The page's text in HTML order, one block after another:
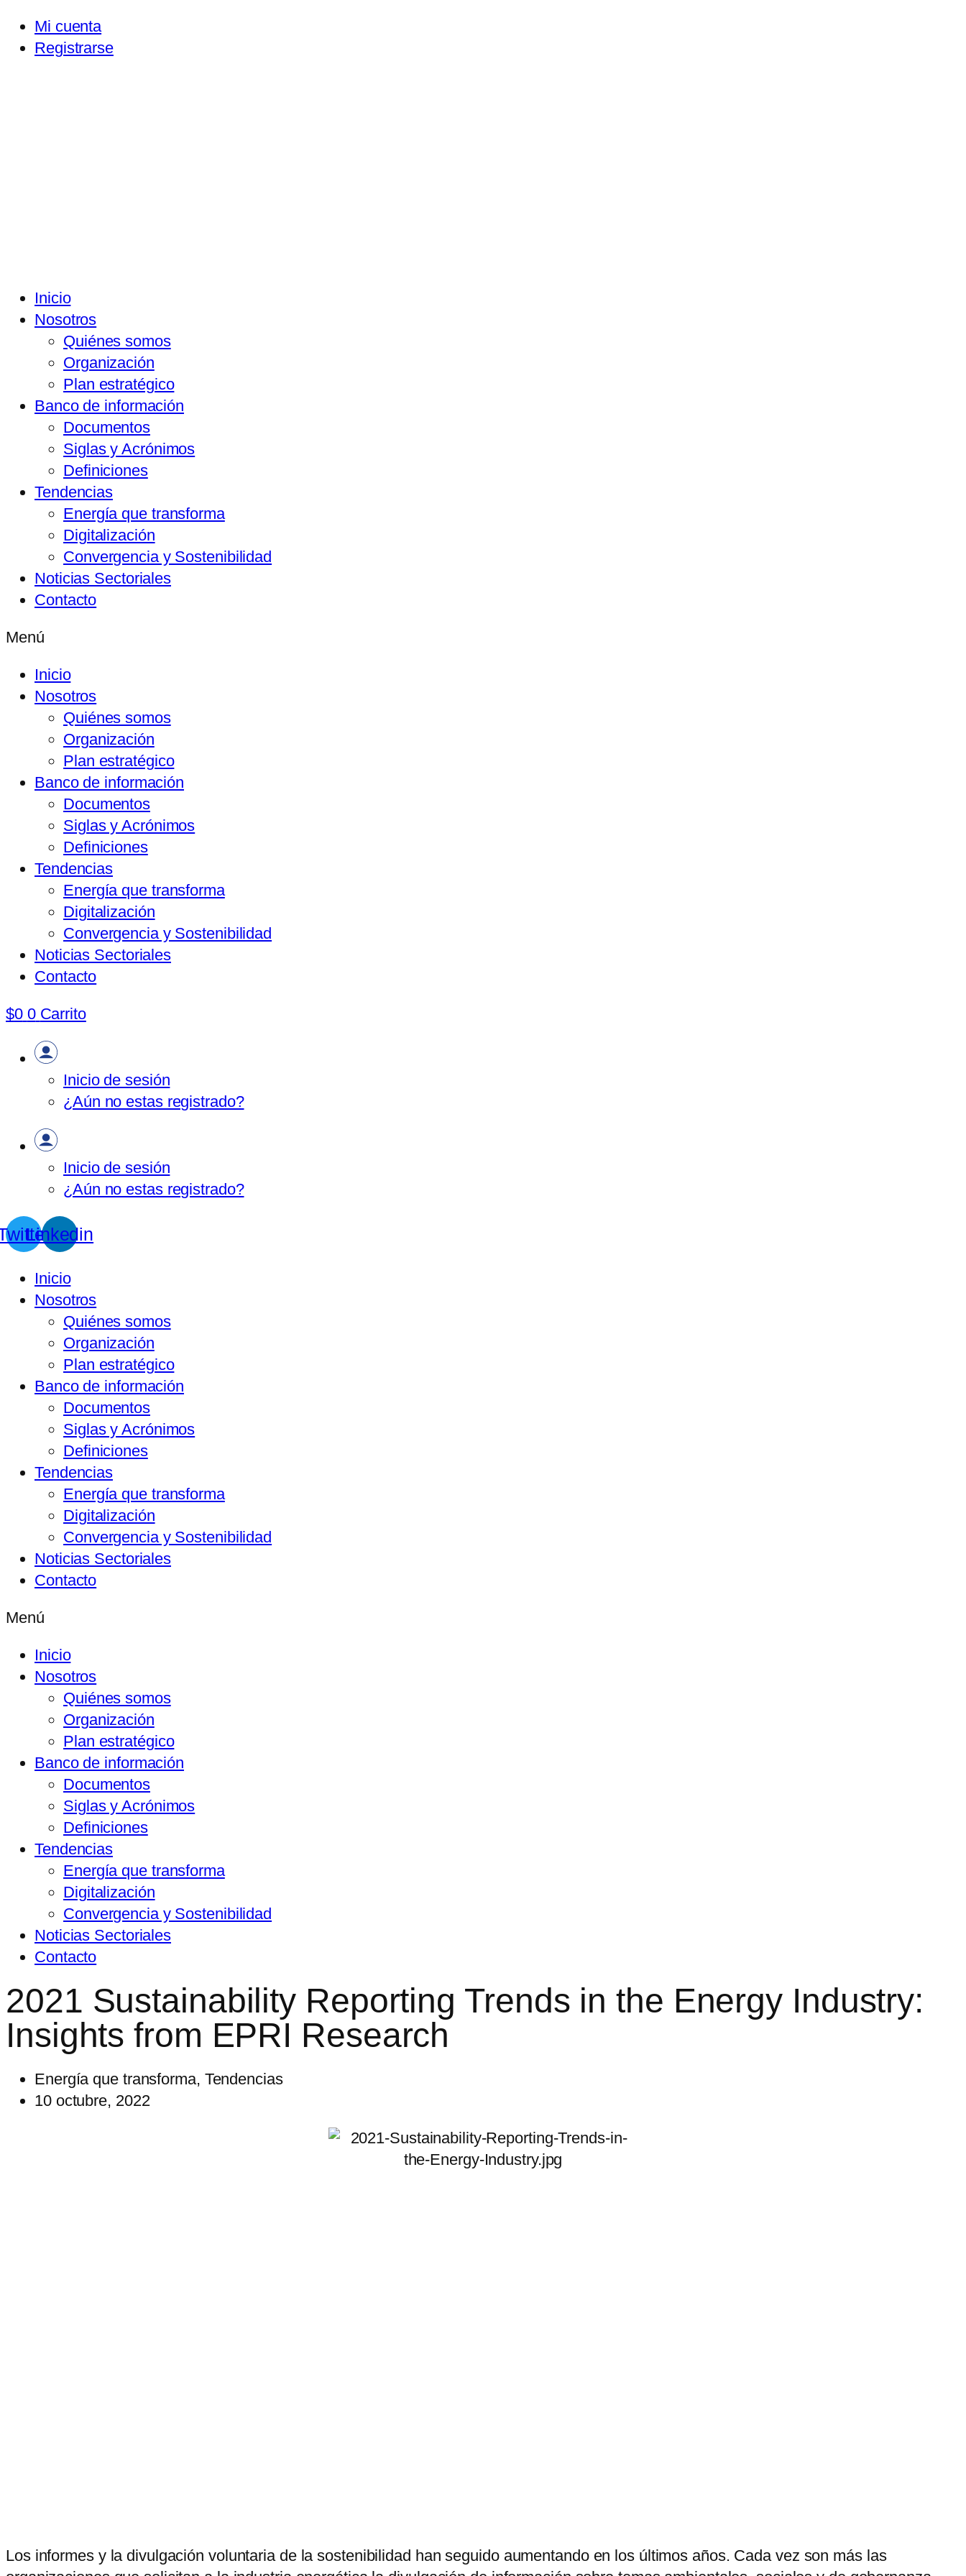
Mi cuenta
Registrarse
Inicio
Nosotros
Quiénes somos
Organización
Plan estratégico
Banco de información
Documentos
Siglas y Acrónimos
Definiciones
Tendencias
Energía que transforma
Digitalización
Convergencia y Sostenibilidad
Noticias Sectoriales
Contacto
Menú
Inicio
Nosotros
Quiénes somos
Organización
Plan estratégico
Banco de información
Documentos
Siglas y Acrónimos
Definiciones
Tendencias
Energía que transforma
Digitalización
Convergencia y Sostenibilidad
Noticias Sectoriales
Contacto
$0 0 Carrito
Inicio de sesión
¿Aún no estas registrado?
Inicio de sesión
¿Aún no estas registrado?
Linkedin
Inicio
Nosotros
Quiénes somos
Organización
Plan estratégico
Banco de información
Documentos
Siglas y Acrónimos
Definiciones
Tendencias
Energía que transforma
Digitalización
Convergencia y Sostenibilidad
Noticias Sectoriales
Contacto
Menú
Inicio
Nosotros
Quiénes somos
Organización
Plan estratégico
Banco de información
Documentos
Siglas y Acrónimos
Definiciones
Tendencias
Energía que transforma
Digitalización
Convergencia y Sostenibilidad
Noticias Sectoriales
Contacto
2021 Sustainability Reporting Trends in the Energy Industry:
Insights from EPRI Research
Energía que transforma, Tendencias
10 octubre, 2022
Los informes y la divulgación voluntaria de la sostenibilidad han seguido aumentando en los últimos años. Cada vez son más las